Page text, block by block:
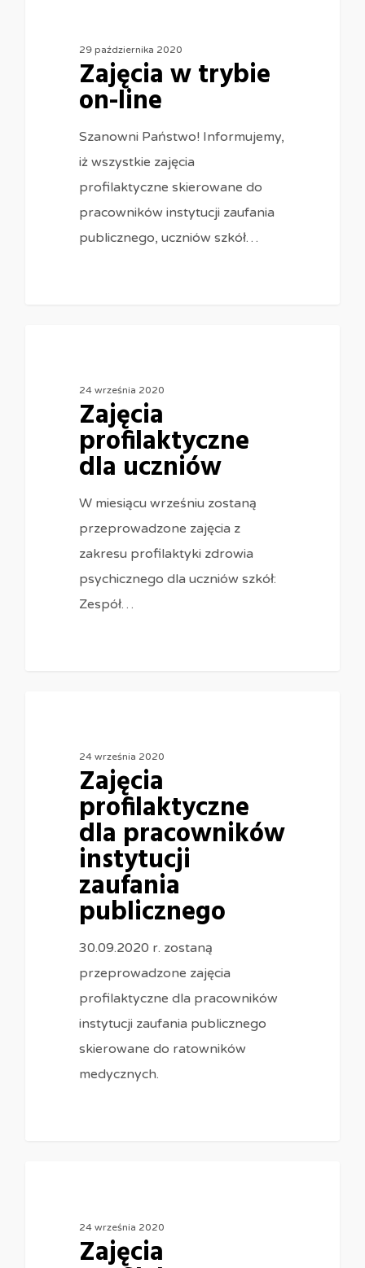
29 października 2020
Zajęcia w trybie
on-line
Szanowni Państwo! Informujemy,
iż wszystkie zajęcia
profilaktyczne skierowane do
pracowników instytucji zaufania
publicznego, uczniów szkół…
24 września 2020
Zajęcia
profilaktyczne
dla uczniów
W miesiącu wrześniu zostaną
przeprowadzone zajęcia z
zakresu profilaktyki zdrowia
psychicznego dla uczniów szkół:
Zespół…
24 września 2020
Zajęcia
profilaktyczne
dla pracowników
instytucji
zaufania
publicznego
30.09.2020 r. zostaną
przeprowadzone zajęcia
profilaktyczne dla pracowników
instytucji zaufania publicznego
skierowane do ratowników
medycznych.
24 września 2020
Zajęcia